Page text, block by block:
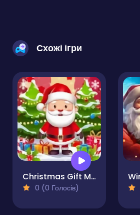
Схожі ігри
Christmas Gift Match
0 (0 Голосів)